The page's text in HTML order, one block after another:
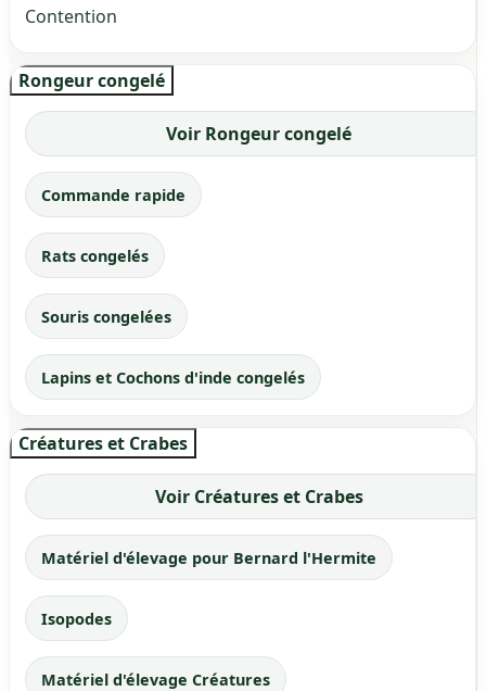
Contention
Rongeur congelé
Voir Rongeur congelé
Commande rapide
Rats congelés
Souris congelées
Lapins et Cochons d'inde congelés
Créatures et Crabes
Voir Créatures et Crabes
Matériel d'élevage pour Bernard l'Hermite
Isopodes
Matériel d'élevage Créatures